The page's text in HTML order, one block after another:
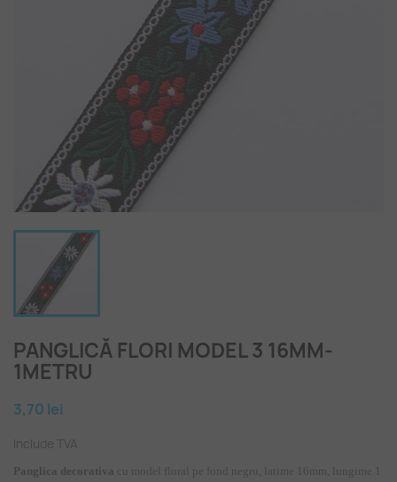
PANGLICĂ FLORI MODEL 3 16MM-
1METRU
3,70 lei
Include TVA
Panglica decorativa
cu model floral pe fond negru, latime 16mm, lungime 1